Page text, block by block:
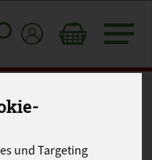
und Targeting
Toggle
cart